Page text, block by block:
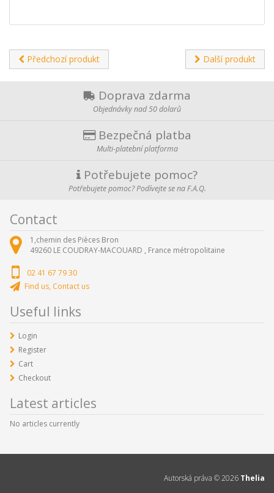
Předchozí produkt Další produkt
Doprava zdarma
Objednávky nad 50 dolarů
Bezpečná platba
Multi-platební platforma
Potřebujete pomoc?
Potřebujete pomoc? Podívejte se na F.A.Q.
Contact
1,chemin des Pièces Bron
49260 LE COUDRAY-MACOUARD , France métropolitaine
02 41 67 79 30
Find us, Contact us
Useful links
Login
Register
Cart
Checkout
Latest articles
No articles currently
Autorská práva ©2026 Thelia